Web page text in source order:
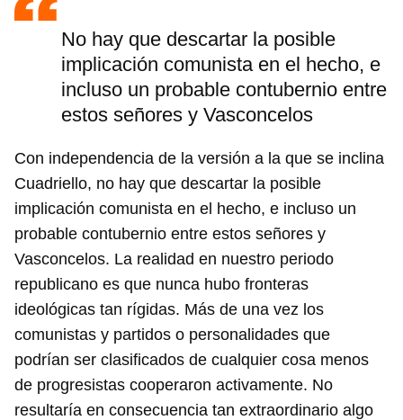
No hay que descartar la posible
implicación comunista en el hecho, e
incluso un probable contubernio entre
estos señores y Vasconcelos
Con independencia de la versión a la que se inclina
Cuadriello, no hay que descartar la posible
implicación comunista en el hecho, e incluso un
probable contubernio entre estos señores y
Vasconcelos. La realidad en nuestro periodo
republicano es que nunca hubo fronteras
ideológicas tan rígidas. Más de una vez los
comunistas y partidos o personalidades que
podrían ser clasificados de cualquier cosa menos
de progresistas cooperaron activamente. No
resultaría en consecuencia tan extraordinario algo